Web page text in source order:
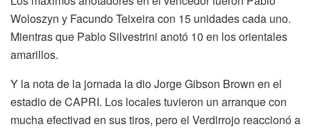
Woloszyn y Facundo Teixeira con 15 unidades cada uno.
Mientras que Pablo Silvestrini anotó 10 en los orientales
amarillos.
Y la nota de la jornada la dio Jorge Gibson Brown en el
estadio de CAPRI. Los locales tuvieron un arranque con
mucha efectivad en sus tiros, pero el Verdirrojo reaccionó a